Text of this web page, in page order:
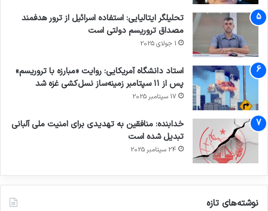
تحلیلگر ایتالیایی: استفاده اسرائیل از ترور هدفمند
مصداق تروریسم دولتی است
1 جولای 2025
استاد دانشگاه آمریکایی: روایت «مبارزه با تروریسم»
پس از ۱۱ سپتامبر زمینه‌ساز نسل‌کشی غزه شد
17 سپتامبر 2025
خدابنده: منافقین به تهدیدی برای امنیت ملی آلبانی
تبدیل شده است
24 سپتامبر 2025
نوشته‌های تازه